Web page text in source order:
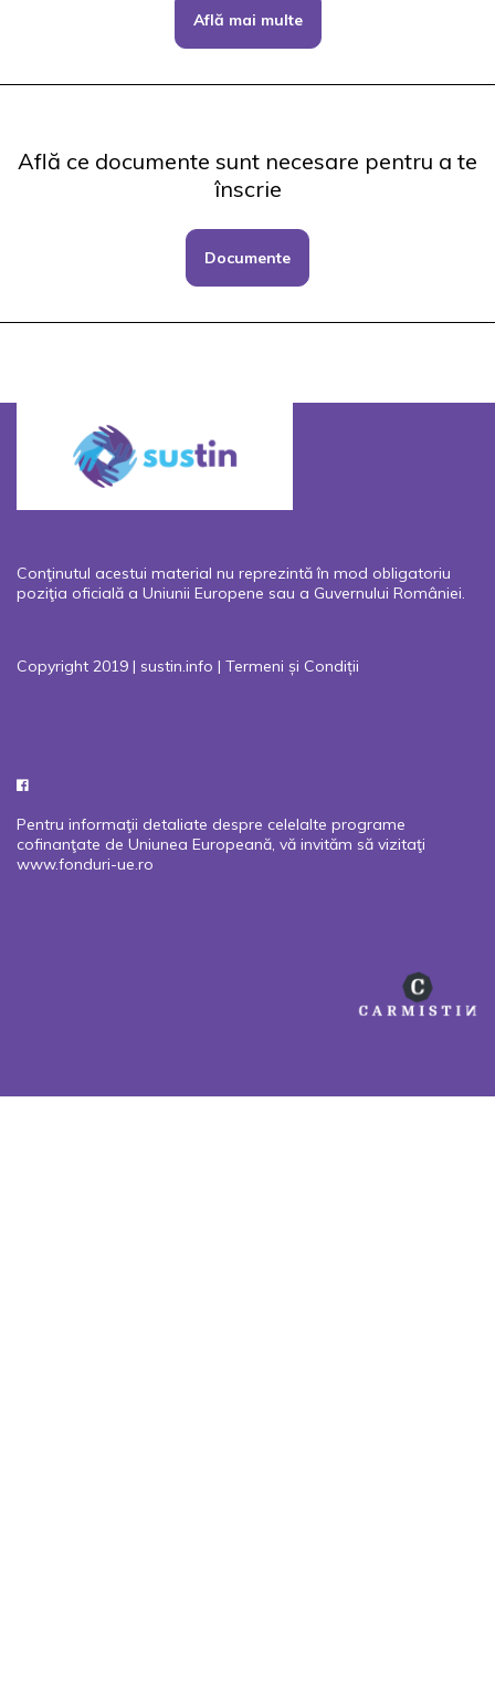
Află mai multe
Află ce documente sunt necesare pentru a te
înscrie
Documente
Conţinutul acestui material nu reprezintă în mod obligatoriu
poziţia oficială a Uniunii Europene sau a Guvernului României.
Copyright 2019 | sustin.info | Termeni și Condiții
Pentru informaţii detaliate despre celelalte programe
cofinanţate de Uniunea Europeană, vă invităm să vizitaţi
www.fonduri-ue.ro